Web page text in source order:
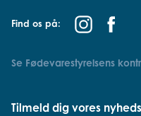
Find os på:
Se Fødevarestyrelsens
Tilmeld dig vores